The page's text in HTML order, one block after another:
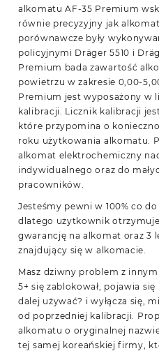
alkomatu AF-35 Premium
równie precyzyjny jak
porównawcze były
policyjnymi Dräger 5510 i
Premium bada zawartość
powietrzu w zakresie 0,00-
Premium jest wyposażony w
kalibracji. Licznik kalibracji
które przypomina o
roku użytkowania alkomatu.
alkomat elektrochemiczny
indywidualnego oraz do
pracowników.
Jesteśmy pewni w 100% co
dlatego użytkownik
gwarancję na alkomat oraz 3
znajdujący się w alkomacie.
Masz dziwny problem z
5+ się zablokował, pojawia się
dalej używać? i wyłącza się,
od poprzedniej kalibracji.
alkomatu o oryginalnej
tej samej koreańskiej firmy,